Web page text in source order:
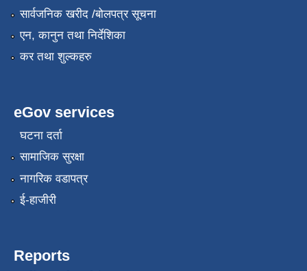
सार्वजनिक खरीद /बोलपत्र सूचना
एन, कानुन तथा निर्देशिका
कर तथा शुल्कहरु
eGov services
घटना दर्ता
सामाजिक सुरक्षा
नागरिक वडापत्र
ई-हाजीरी
Reports